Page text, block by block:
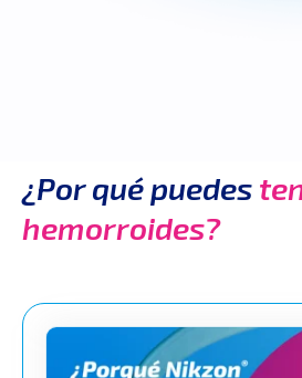
¿Por qué puedes
hemorroides?